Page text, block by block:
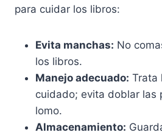
para cuidar los libros:
Evita manchas: No
los libros.
Manejo adecuado: Trata
cuidado; evita doblar las
lomo.
Almacenamiento: